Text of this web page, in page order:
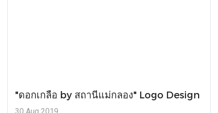
"ดอกเกลือ by สถานีแม่กลอง" Logo Design